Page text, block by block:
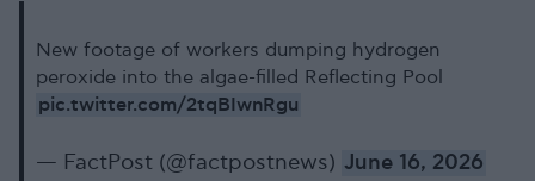
New footage of workers dumping hydrogen
peroxide into the algae-filled Reflecting Pool
pic.twitter.com/2tqBIwnRgu
— FactPost (@factpostnews) June 16, 2026